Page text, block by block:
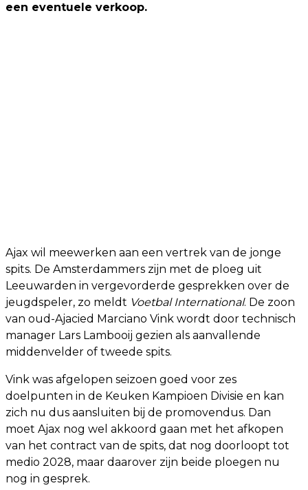
een eventuele verkoop.
Ajax wil meewerken aan een vertrek van de jonge
spits. De Amsterdammers zijn met de ploeg uit
Leeuwarden in vergevorderde gesprekken over de
jeugdspeler, zo meldt Voetbal International. De zoon
van oud-Ajacied Marciano Vink wordt door technisch
manager Lars Lambooij gezien als aanvallende
middenvelder of tweede spits.
Vink was afgelopen seizoen goed voor zes
doelpunten in de Keuken Kampioen Divisie en kan
zich nu dus aansluiten bij de promovendus. Dan
moet Ajax nog wel akkoord gaan met het afkopen
van het contract van de spits, dat nog doorloopt tot
medio 2028, maar daarover zijn beide ploegen nu
nog in gesprek.